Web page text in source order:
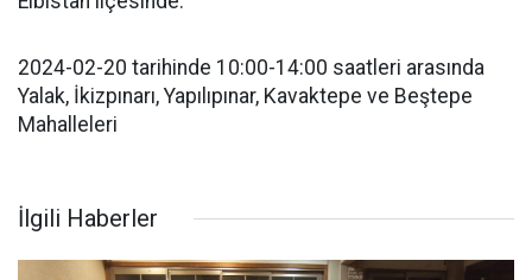
2024-02-20 tarihinde 10:00-14:00 saatleri arasında
Yalak, İkizpınarı, Yapılıpınar, Kavaktepe ve Beştepe
Mahalleleri
İlgili Haberler